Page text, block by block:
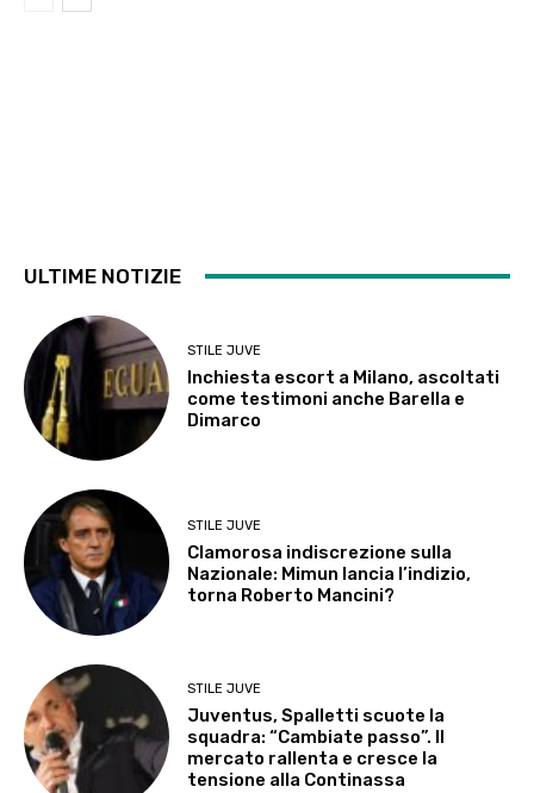
ULTIME NOTIZIE
STILE JUVE
Inchiesta escort a Milano, ascoltati
come testimoni anche Barella e
Dimarco
STILE JUVE
Clamorosa indiscrezione sulla
Nazionale: Mimun lancia l’indizio,
torna Roberto Mancini?
STILE JUVE
Juventus, Spalletti scuote la
squadra: “Cambiate passo”. Il
mercato rallenta e cresce la
tensione alla Continassa